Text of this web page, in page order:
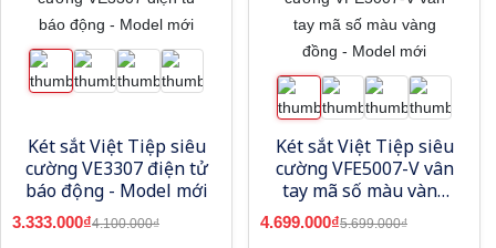
Két sắt Việt Tiệp siêu
cường VE3307 điện tử
báo động - Model mới
3.333.000₫4.100.000₫
Két sắt Việt Tiệp siêu
cường VFE5007-V vân
tay mã số màu vàng
đồng - Model mới
4.699.000₫5.699.000₫